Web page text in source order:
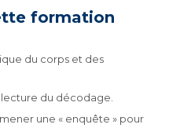
formation
du corps et des
du décodage.
une « enquête » pour